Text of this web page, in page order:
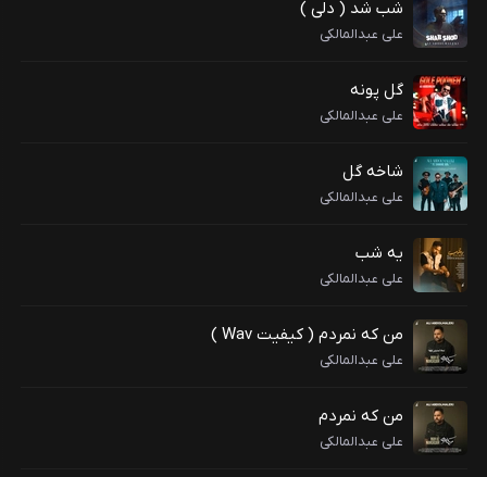
شب شد ( دلی )
علی عبدالمالکی
گل پونه
علی عبدالمالکی
شاخه گل
علی عبدالمالکی
یه شب
علی عبدالمالکی
من که نمردم ( کیفیت Wav )
علی عبدالمالکی
من که نمردم
علی عبدالمالکی